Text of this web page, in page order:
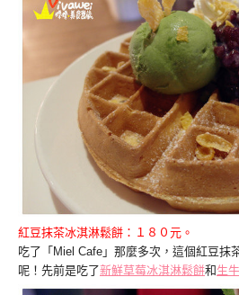
紅豆抹茶冰淇淋鬆餅：１８０元。
吃了「Miel Cafe」那麼多次，這個紅豆抹
呢！先前是吃了新鮮草莓冰淇淋鬆餅和 生